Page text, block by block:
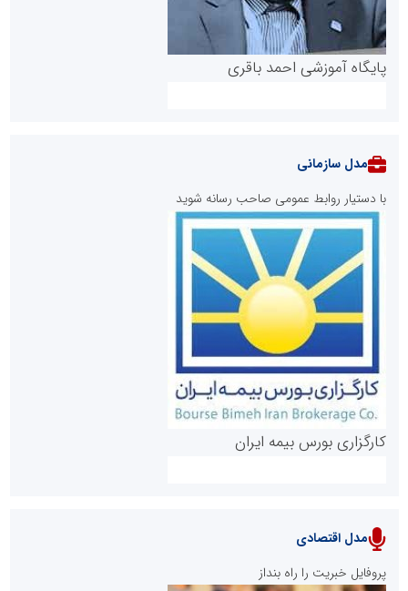
پایگاه آموزشی احمد باقری
روابط عمومی خبرگزاری گزارش خبر
پایگاه خبری نهضت ملی مسکن
مدل سازمانی
با دستیار روابط عمومی صاحب رسانه شوید
کارگزاری بورس بیمه ایران
مدل اقتصادی
پروفایل خبریت را راه بنداز